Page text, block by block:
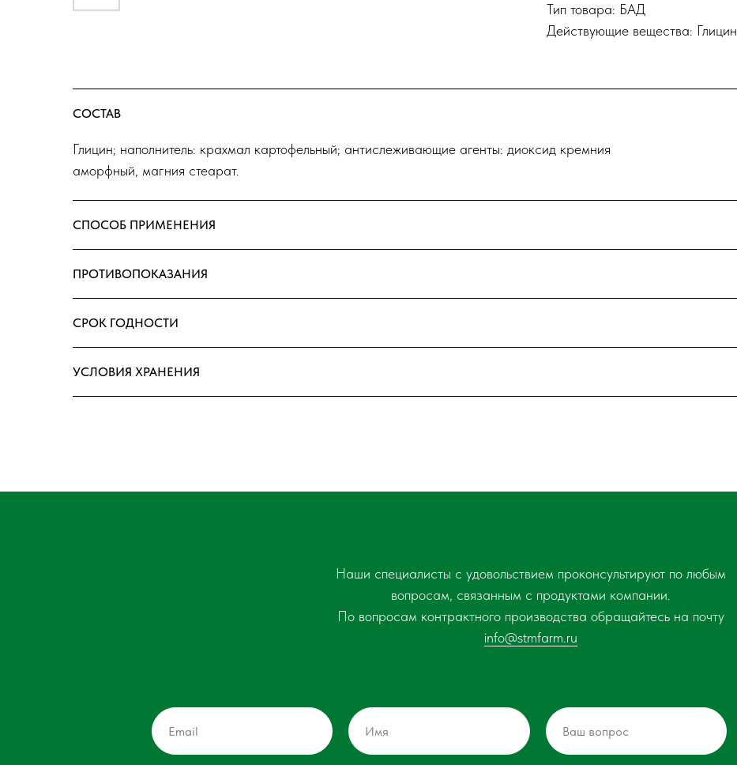
Тип товара: БАД
Действующие вещества: Глицин
СОСТАВ
Глицин; наполнитель: крахмал картофельный; антислеживающие агенты: диоксид кремния
аморфный, магния стеарат.
СПОСОБ ПРИМЕНЕНИЯ
ПРОТИВОПОКАЗАНИЯ
СРОК ГОДНОСТИ
УСЛОВИЯ ХРАНЕНИЯ
Наши специалисты с удовольствием проконсультируют по любым
вопросам, связанным с продуктами компании.
По вопросам контрактного производства обращайтесь на почту
info@stmfarm.ru